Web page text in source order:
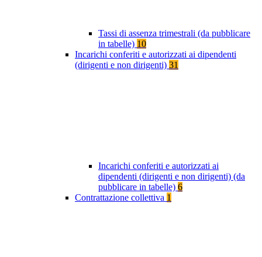
Tassi di assenza trimestrali (da pubblicare
in tabelle) 10
Incarichi conferiti e autorizzati ai dipendenti
(dirigenti e non dirigenti) 31
Incarichi conferiti e autorizzati ai
dipendenti (dirigenti e non dirigenti) (da
pubblicare in tabelle) 6
Contrattazione collettiva 1